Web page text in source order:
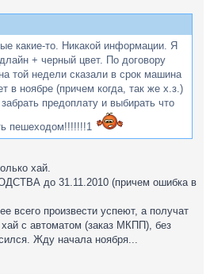
какие-то. Никакой информации. Я
+ черный цвет. По договору
той недели сказали в срок машина
в ноябре (причем когда, так же х.з.)
предоплату и выбирать что
пешеходом!!!!!!!1
хай.
до 31.11.2010 (причем ошибка в
всего произвести успеют, а получат
с автоматом (заказ МКПП), без
Жду начала ноября...